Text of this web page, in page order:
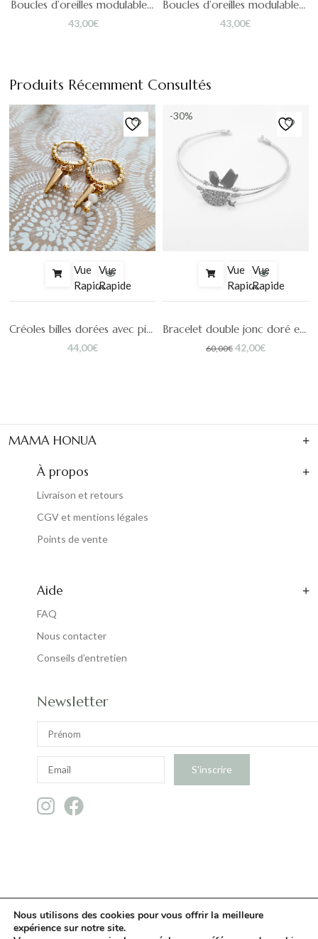
Boucles d’oreilles modulables Jeanne – Nacre
43,00€
Boucles d’oreilles modulables Maé
43,00€
Produits Récemment Consultés
Vue
Rapide
Vue
Rapide
Créoles billes dorées avec pierres naturelles Anaïs
44,00€
-30%
Vue
Rapide
Vue
Rapide
Bracelet double jonc doré et onyx Lena
60,00€ Le
42,00€Le
MAMA HONUA
Aide
FAQ
Nous contacter
Conseils d’entretien
À propos
Livraison et retours
CGV et mentions légales
Points de vente
Newsletter
Nous utilisons des cookies pour vous offrir la meilleure
expérience sur notre site.